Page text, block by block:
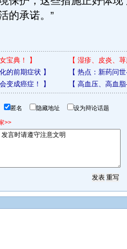
的承诺。”
宝典！ 】 【 湿疹、皮炎、
的前期症状 】 【 热点：新药问
变成癌症！ 】 【 高血压、高血
匿名 隐藏地址 设为辩论话题
>>